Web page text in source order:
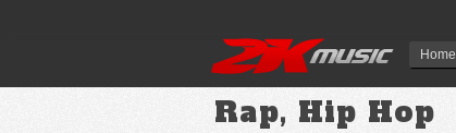
Home
Rap, Hip Hop